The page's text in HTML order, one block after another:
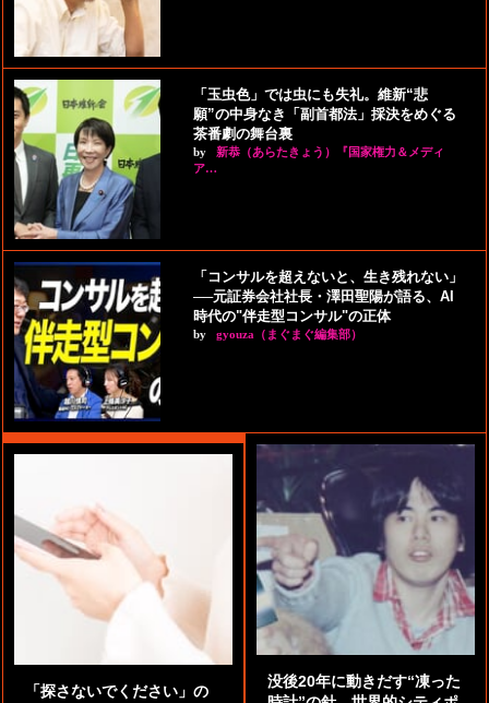
「玉虫色」では虫にも失礼。維新“悲
願”の中身なき「副首都法」採決をめぐる
茶番劇の舞台裏
by
新恭（あらたきょう）『国家権力＆メディ
ア…
「コンサルを超えないと、生き残れない」
──元証券会社社長・澤田聖陽が語る、AI
時代の"伴走型コンサル"の正体
by gyouza（まぐまぐ編集部）
「探さないでください」の
没後20年に動きだす“凍った